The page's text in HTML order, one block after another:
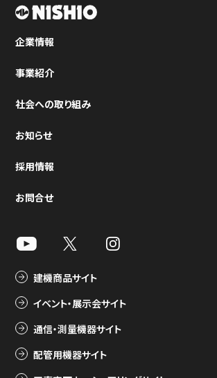
企業情報
事業紹介
社会への取り組み
お知らせ
採用情報
お問合せ
建機商品サイト
イベント・展示会サイト
通信・測量機器サイト
配管用機器サイト